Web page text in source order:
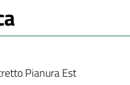
Pianura Est